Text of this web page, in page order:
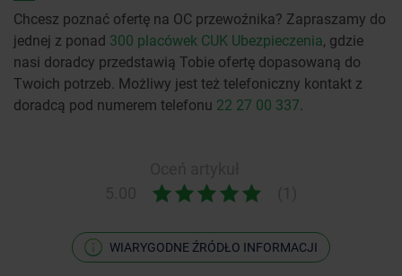
Chcesz poznać ofertę na OC przewoźnika? Zapraszamy do
jednej z ponad 300 placówek CUK Ubezpieczenia, gdzie
nasi doradcy przedstawią Tobie ofertę dopasowaną do
Twoich potrzeb. Możliwy jest też telefoniczny kontakt z
doradcą pod numerem telefonu 22 27 00 337.
WIARYGODNE ŹRÓDŁO INFORMACJI